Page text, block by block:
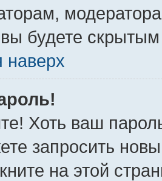
будете
наверх
Хоть ваш
запросить
на этой